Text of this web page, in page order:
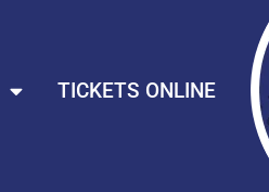
TICKETS ONLINE